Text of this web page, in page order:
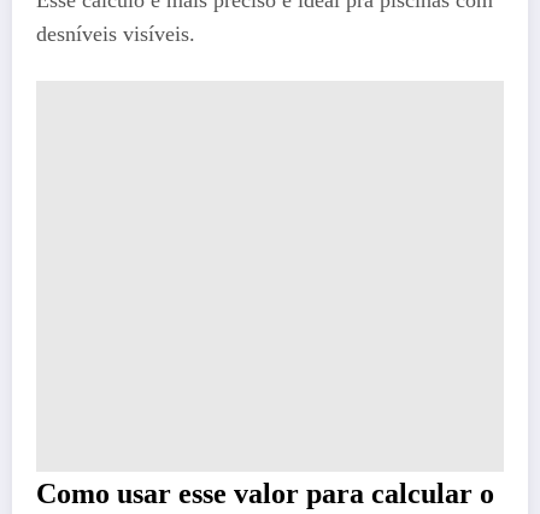
desníveis visíveis.
Como usar esse valor para calcular o